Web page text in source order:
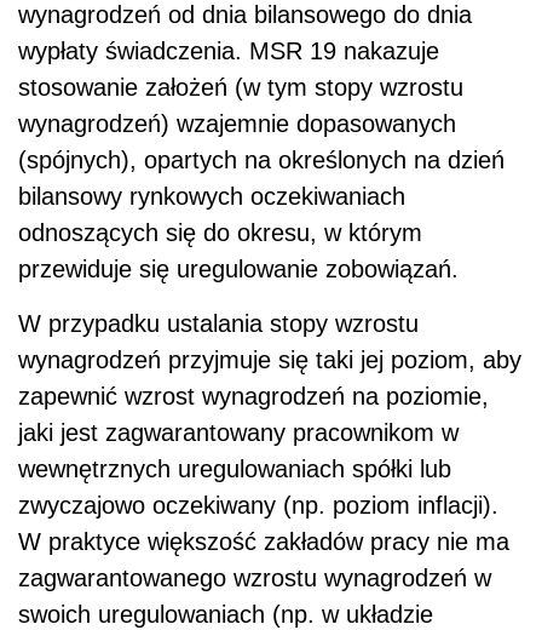
wynagrodzeń od dnia bilansowego do dnia
wypłaty świadczenia. MSR 19 nakazuje
stosowanie założeń (w tym stopy wzrostu
wynagrodzeń) wzajemnie dopasowanych
(spójnych), opartych na określonych na dzień
bilansowy rynkowych oczekiwaniach
odnoszących się do okresu, w którym
przewiduje się uregulowanie zobowiązań.
W przypadku ustalania stopy wzrostu
wynagrodzeń przyjmuje się taki jej poziom, aby
zapewnić wzrost wynagrodzeń na poziomie,
jaki jest zagwarantowany pracownikom w
wewnętrznych uregulowaniach spółki lub
zwyczajowo oczekiwany (np. poziom inflacji).
W praktyce większość zakładów pracy nie ma
zagwarantowanego wzrostu wynagrodzeń w
swoich uregulowaniach (np. w układzie